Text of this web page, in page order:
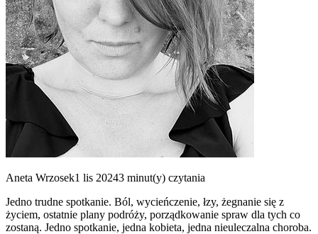
Aneta Wrzosek1 lis 20243 minut(y) czytania
Jedno trudne spotkanie. Ból, wycieńczenie, łzy, żegnanie się z
życiem, ostatnie plany podróży, porządkowanie spraw dla tych co
zostaną. Jedno spotkanie, jedna kobieta, jedna nieuleczalna choroba.